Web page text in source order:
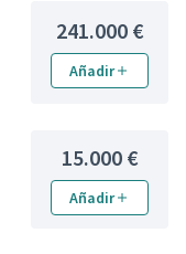
241.000 €
Añadir
15.000 €
Añadir